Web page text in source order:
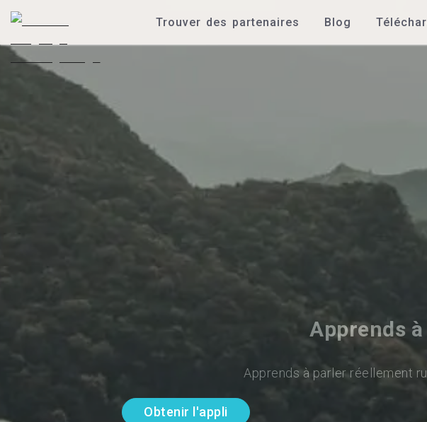
Trouver des partenaires Blog
Apprends
Apprends à parler réellement
Obtenir l'appli